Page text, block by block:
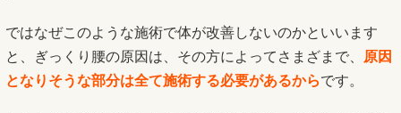
ではなぜこのような施術で体が改善しないのかといいます
と、ぎっくり腰の原因は、その方によってさまざまで、
原因
となりそうな部分は全て施術する必要があるからです。